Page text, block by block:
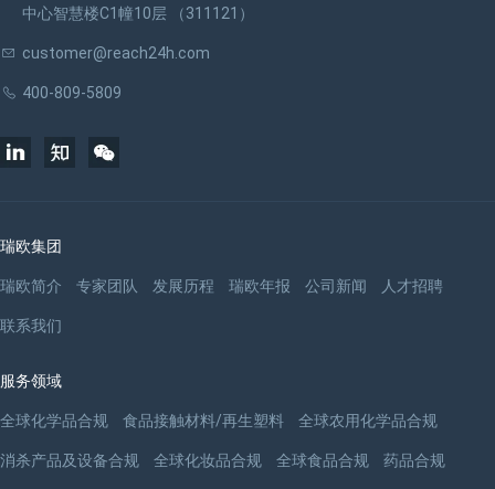
中心智慧楼C1幢10层 （311121）
customer@reach24h.com
400-809-5809
瑞欧集团
瑞欧简介 专家团队 发展历程 瑞欧年报 公司新闻 人才招聘
联系我们
服务领域
全球化学品合规 食品接触材料/再生塑料 全球农用化学品合规
消杀产品及设备合规 全球化妆品合规 全球食品合规 药品合规